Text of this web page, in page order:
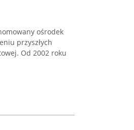
ośrodek
przyszłych
Od 2002 roku